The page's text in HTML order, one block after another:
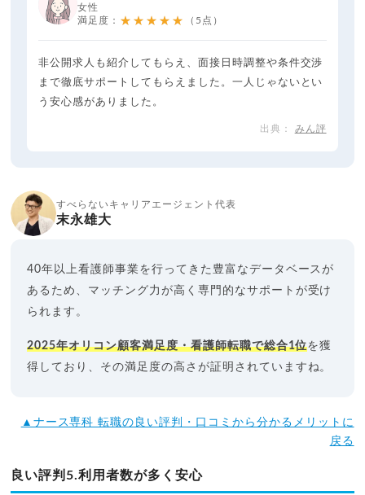
女性
満足度： ★★★★★ （5点）
非公開求人も紹介してもらえ、面接日時調整や条件交渉
まで徹底サポートしてもらえました。一人じゃないとい
う安心感がありました。
みん評
すべらないキャリアエージェント代表
末永雄大
40年以上看護師事業を行ってきた豊富なデータベースが
あるため、マッチング力が高く専門的なサポートが受け
られます。
2025年オリコン顧客満足度・看護師転職で総合1位を獲
得しており、その満足度の高さが証明されていますね。
▲ナース専科 転職の良い評判・口コミから分かるメリットに
戻る
良い評判5.利用者数が多く安心